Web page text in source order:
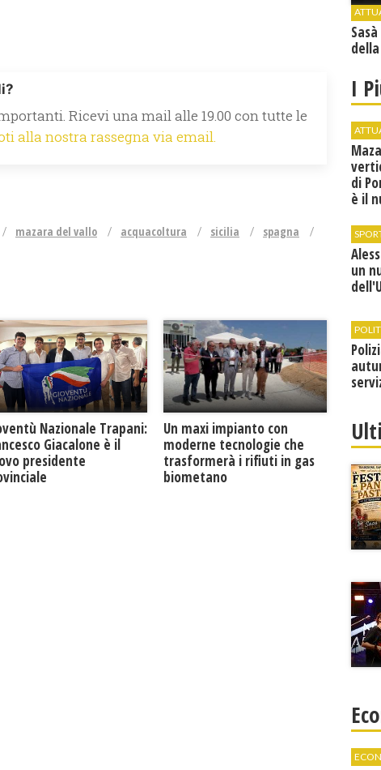
Ricevi una mail alle 19.00 con tutte le
alla nostra rassegna via email.
mazara del vallo acquacoltura sicilia
spagna
Nazionale Trapani:
Giacalone è il
presidente
Un maxi impianto con
moderne tecnologie che
trasformerà i rifiuti in gas
biometano
I
di
è il
un